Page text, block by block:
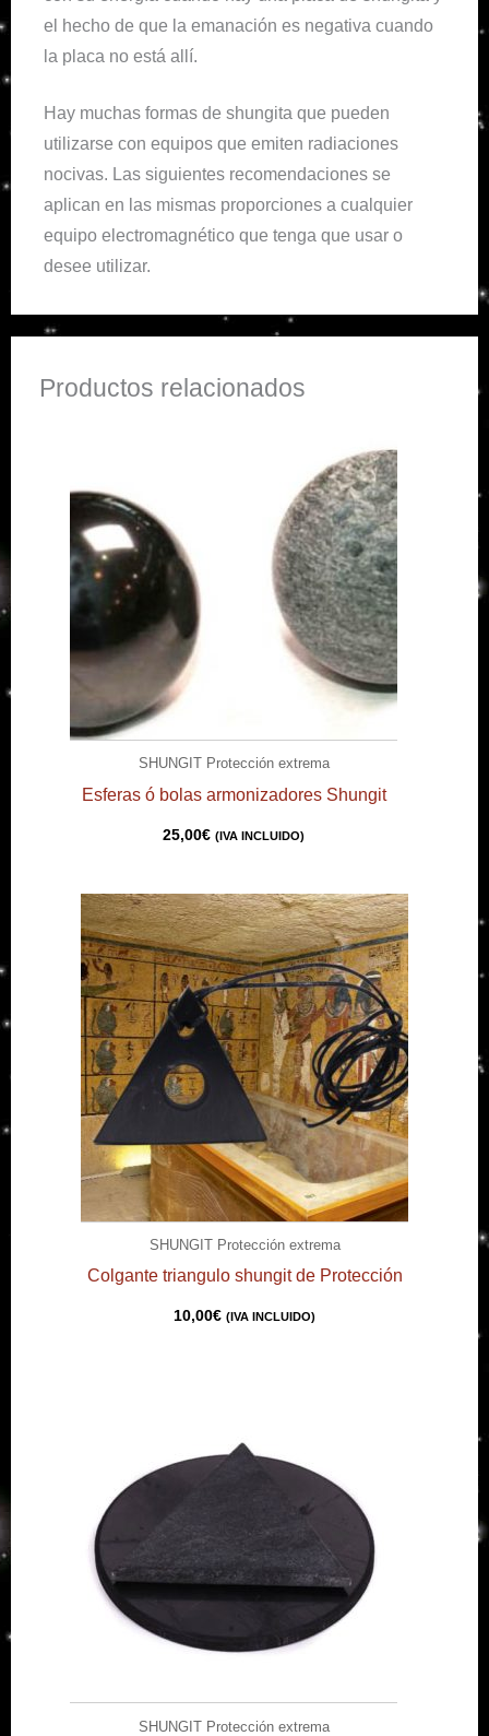
el hecho de que la emanación es negativa cuando
la placa no está allí.
Hay muchas formas de shungita que pueden
utilizarse con equipos que emiten radiaciones
nocivas. Las siguientes recomendaciones se
aplican en las mismas proporciones a cualquier
equipo electromagnético que tenga que usar o
desee utilizar.
Productos relacionados
SHUNGIT Protección extrema
Esferas ó bolas armonizadores Shungit
25,00€ (IVA INCLUIDO)
SHUNGIT Protección extrema
Colgante triangulo shungit de Protección
10,00€ (IVA INCLUIDO)
SHUNGIT Protección extrema